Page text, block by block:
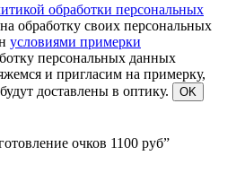
обработки персональных
на обработку своих персональных
условиями примерки
персональных данных
и пригласим на примерку,
доставлены в оптику.
OK
очков 1100 руб”